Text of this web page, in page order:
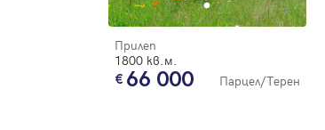
Прилеп
1800 кв.м.
66 000 Парцел/Терен